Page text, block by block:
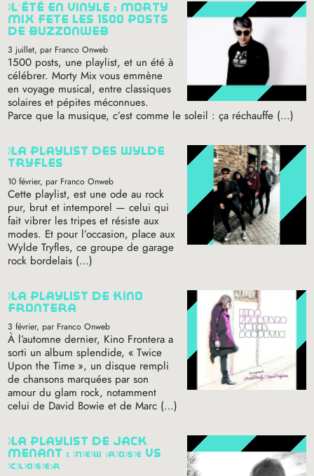
l’été en vinyle : morty
mix fête les 1500 posts
de buzzonweb
3 juillet, par Franco Onweb
1500 posts, une playlist, et un été à
célébrer. Morty Mix vous emmène
en voyage musical, entre classiques
solaires et pépites méconnues.
Parce que la musique, c’est comme le soleil : ça réchauffe (…)
la playlist des wylde
tryfles
10 février, par Franco Onweb
Cette playlist, est une ode au rock
pur, brut et intemporel — celui qui
fait vibrer les tripes et résiste aux
modes. Et pour l’occasion, place aux
Wylde Tryfles, ce groupe de garage
rock bordelais (…)
la playlist de kino
frontera
3 février, par Franco Onweb
À l’automne dernier, Kino Frontera a
sorti un album splendide, « Twice
Upon the Time », un disque rempli
de chansons marquées par son
amour du glam rock, notamment
celui de David Bowie et de Marc (…)
la playlist de jack
menant : new rose vs
closer